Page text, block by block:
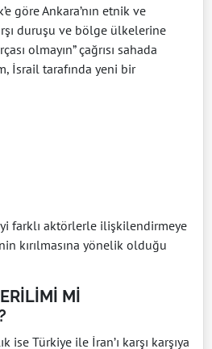
göre Ankara’nın etnik ve
duruşu ve bölge ülkelerine
olmayın” çağrısı sahada
İsrail tarafında yeni bir
farklı aktörlerle ilişkilendirmeye
kırılmasına yönelik olduğu
Mİ
ise Türkiye ile İran’ı karşı karşıya